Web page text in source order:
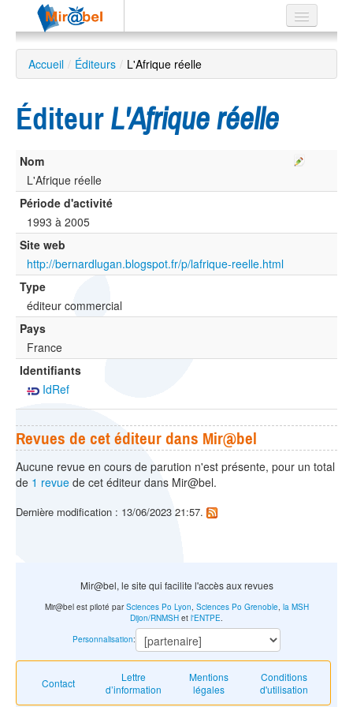
Le réseau
Soutien
Listes
Recherche
avancée
EN
ES
?
Accueil / Éditeurs / L'Afrique réelle
Éditeur L'Afrique réelle
Nom
L'Afrique réelle
Période d'activité
1993 à 2005
Site web
http://bernardlugan.blogspot.fr/p/lafrique-reelle.html
Type
éditeur commercial
Pays
France
Identifiants
IdRef
Revues de cet éditeur dans Mir@bel
Aucune revue en cours de parution n'est présente, pour un total
de 1 revue de cet éditeur dans Mir@bel.
Dernière modification : 13/06/2023 21:57.
Mir@bel, le site qui facilite l'accès aux revues
Contact
Lettre
d’information
Mentions
légales
Conditions
d'utilisation
Mir@bel est piloté parSciences Po Lyon, Sciences Po Grenoble, la MSH
Dijon/RNMSH et l'ENTPE.
Personnalisation: